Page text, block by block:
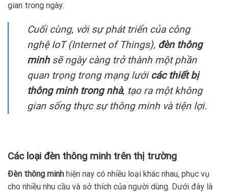
gian trong ngày.
Cuối cùng, với sự phát triển của công
nghệ IoT (Internet of Things), đèn thông
minhsẽ ngày càng trở thành một phần
quan trọng trong mạng lướicác thiết bị
thông minh trong nhà, tạo ra một không
gian sống thực sự thông minh và tiện lợi.
Các loại đèn thông minh trên thị trường
Đèn thông minh hiện nay có nhiều loại khác nhau, phục vụ
cho nhiều nhu cầu và sở thích của người dùng. Dưới đây là